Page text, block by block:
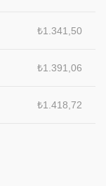
₺1.341,50
₺1.391,06
₺1.418,72